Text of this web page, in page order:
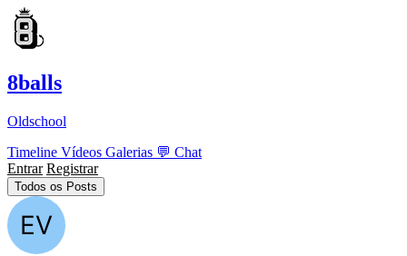
8balls
Oldschool
Timeline Vídeos Galerias 💬 Chat
Entrar Registrar
Todos os Posts